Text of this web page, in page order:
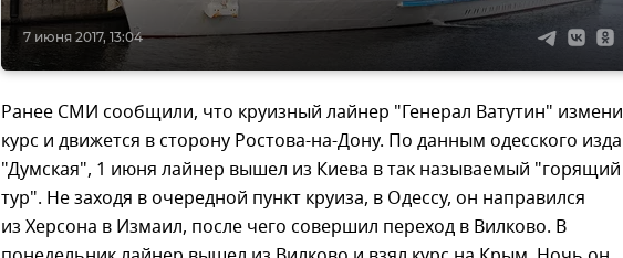
7 июня 2017, 13:04
Ранее СМИ сообщили, что круизный лайнер "Генерал Ватутин"
курс и движется в сторону Ростова-на-Дону. По данным одесского
"Думская", 1 июня лайнер вышел из Киева в так называемый "горящий
тур". Не заходя в очередной пункт круиза, в Одессу, он направился
из Херсона в Измаил, после чего совершил переход в Вилково. В